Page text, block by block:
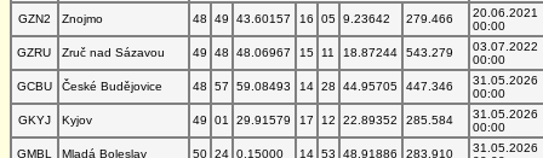
GZN2
Znojmo 48 49 43.60157 16 05 9.23642 279.466
20.06.2021
00:00
GZRU
Zruč nad Sázavou 49 48 48.06967 15 11 18.87244 543.279
03.07.2022
00:00
GCBU
České Budějovice 48 57 59.08493 14 28 44.95705 447.346
31.05.2026
00:00
GKYJ
Kyjov 49 01 29.91579 17 12 22.89352 285.584
31.05.2026
00:00
GMBL
Mladá Boleslav 50 24 0.15000 14 53 48.91886 283.910
31.05.2026